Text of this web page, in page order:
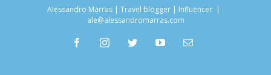
Alessandro Marras | Travel blogger | Influencer |
ale@alessandromarras.com
facebookinstagramtwitter youtubeEmail